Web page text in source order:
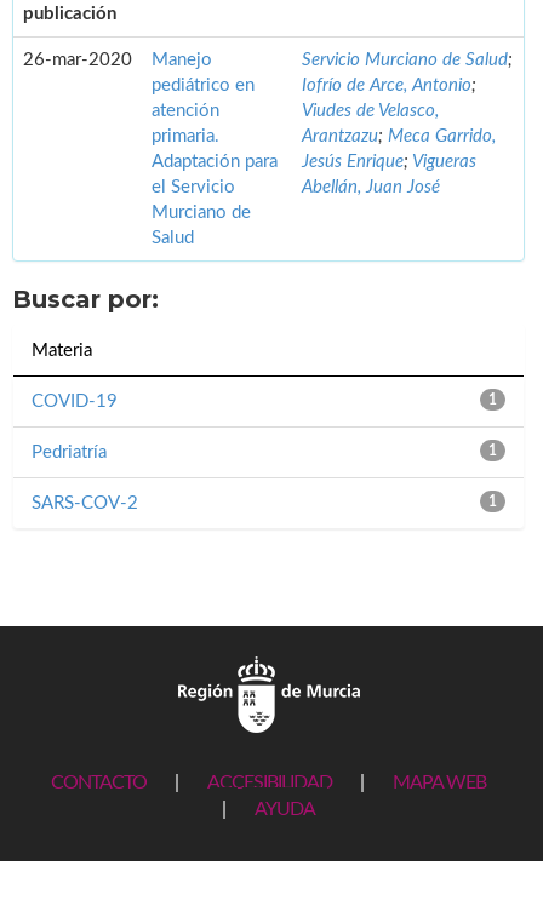
publicación
26-mar-2020
Manejo
pediátrico en
atención
primaria.
Adaptación para
el Servicio
Murciano de
Salud
Servicio Murciano de Salud;
Iofrío de Arce, Antonio;
Viudes de Velasco,
Arantzazu; Meca Garrido,
Jesús Enrique; Vigueras
Abellán, Juan José
Buscar por:
Materia
1
COVID-19
1
Pedriatría
1
SARS-COV-2
CONTACTO ACCESIBILIDAD
MAPA WEB
AYUDA